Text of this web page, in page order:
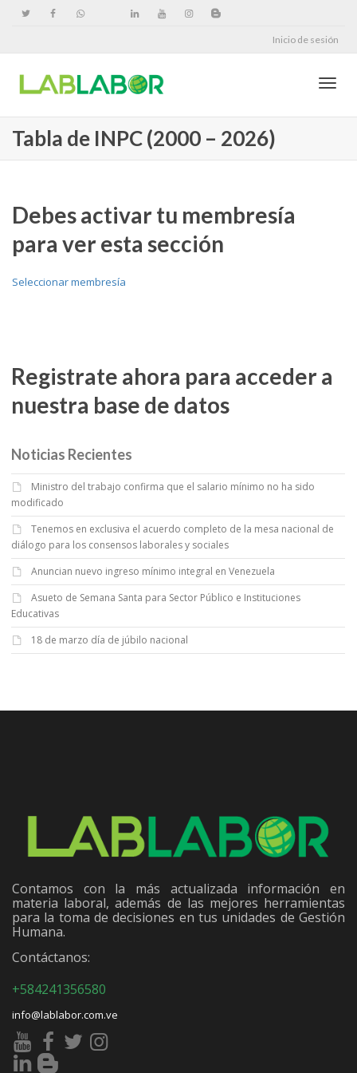
Inicio de sesión
Tabla de INPC (2000 – 2026)
Debes activar tu membresía
para ver esta sección
Seleccionar membresía
Registrate ahora para acceder a
nuestra base de datos
Noticias Recientes
Ministro del trabajo confirma que el salario mínimo no ha sido
modificado
Tenemos en exclusiva el acuerdo completo de la mesa nacional de
diálogo para los consensos laborales y sociales
Anuncian nuevo ingreso mínimo integral en Venezuela
Asueto de Semana Santa para Sector Público e Instituciones
Educativas
18 de marzo día de júbilo nacional
Contamos con la más actualizada información en
materia laboral, además de las mejores herramientas
para la toma de decisiones en tus unidades de Gestión
Humana.
Contáctanos:
+584241356580
info@lablabor.com.ve